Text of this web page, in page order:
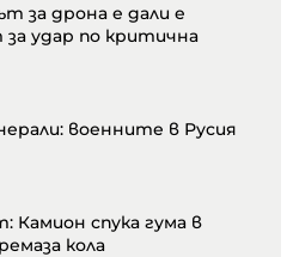
за дрона е дали е
удар по критична
военните в Русия
Камион спука гума в
кола